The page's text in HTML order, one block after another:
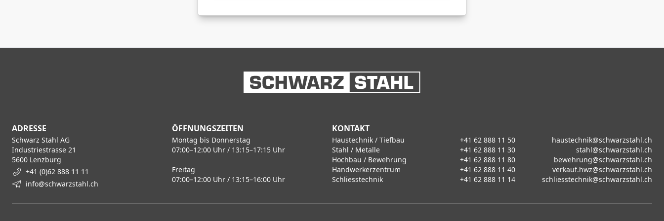
ADRESSE
Schwarz Stahl AG
Industriestrasse 21
5600 Lenzburg
+41 (0)62 888 11 11
info@schwarzstahl.ch
ÖFFNUNGSZEITEN
Montag bis Donnerstag
07:00–12:00 Uhr / 13:15–17:15 Uhr
Freitag
07:00–12:00 Uhr / 13:15–16:00 Uhr
KONTAKT
Haustechnik / Tiefbau +41 62 888 11 50
haustechnik@schwarzstahl.ch
Stahl / Metalle
+41 62 888 11 30
stahl@schwarzstahl.ch
Hochbau / Bewehrung
+41 62 888 11 80
bewehrung@schwarzstahl.ch
Handwerkerzentrum
+41 62 888 11 40
verkauf.hwz@schwarzstahl.ch
Schliesstechnik
+41 62 888 11 14 schliesstechnik@schwarzstahl.ch